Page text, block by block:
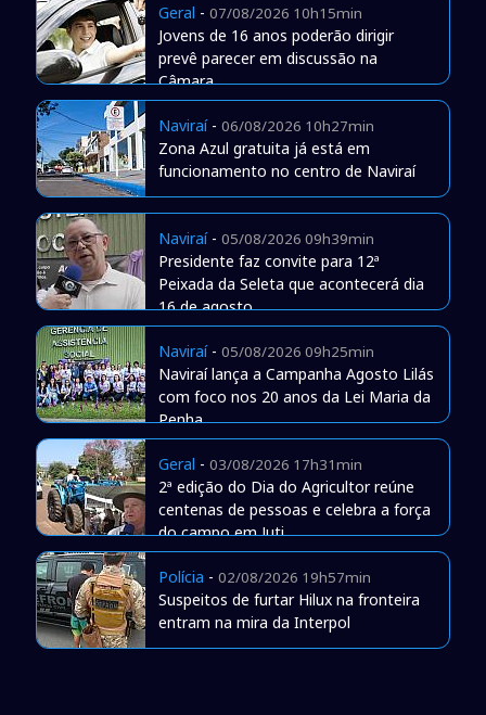
Geral - 07/08/2026 10h15min
Jovens de 16 anos poderão dirigir
prevê parecer em discussão na
Câmara
Naviraí- 06/08/2026 10h27min
Zona Azul gratuita já está em
funcionamento no centro de Naviraí
Naviraí- 05/08/2026 09h39min
Presidente faz convite para 12ª
Peixada da Seleta que acontecerá dia
16 de agosto
Naviraí- 05/08/2026 09h25min
Naviraí lança a Campanha Agosto Lilás
com foco nos 20 anos da Lei Maria da
Penha
Geral - 03/08/2026 17h31min
2ª edição do Dia do Agricultor reúne
centenas de pessoas e celebra a força
do campo em Juti
Polícia - 02/08/2026 19h57min
Suspeitos de furtar Hilux na fronteira
entram na mira da Interpol